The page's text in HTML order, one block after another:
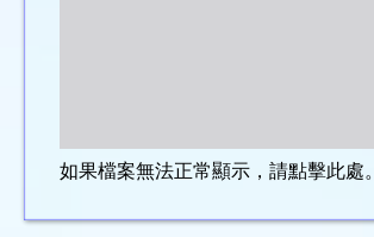
如果檔案無法正常顯示，請點擊此處。